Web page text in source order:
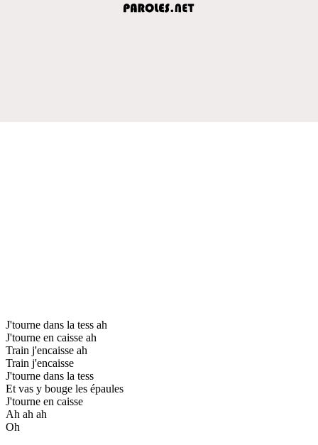
J'tourne dans la tess ah
J'tourne en caisse ah
Train j'encaisse ah
Train j'encaisse
J'tourne dans la tess
Et vas y bouge les épaules
J'tourne en caisse
Ah ah ah
Oh